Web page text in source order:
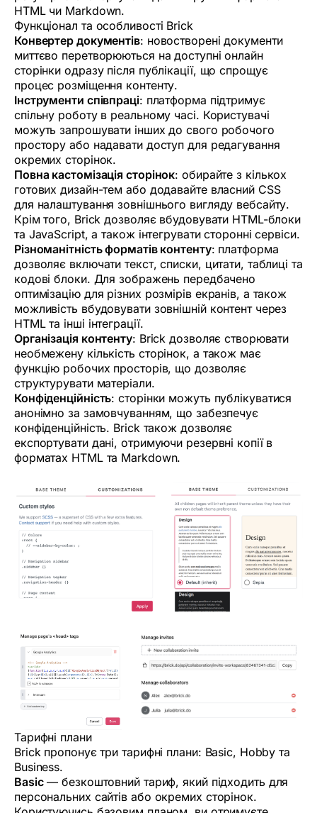
HTML чи Markdown.
Функціонал та особливості Brick
Конвертер документів: новостворені документи
миттєво перетворюються на доступні онлайн
сторінки одразу після публікації, що спрощує
процес розміщення контенту.
Інструменти співпраці: платформа підтримує
спільну роботу в реальному часі. Користувачі
можуть запрошувати інших до свого робочого
простору або надавати доступ для редагування
окремих сторінок.
Повна кастомізація сторінок: обирайте з кількох
готових дизайн-тем або додавайте власний CSS
для налаштування зовнішнього вигляду вебсайту.
Крім того, Brick дозволяє вбудовувати HTML-блоки
та JavaScript, а також інтегрувати сторонні сервіси.
Різноманітність форматів контенту: платформа
дозволяє включати текст, списки, цитати, таблиці та
кодові блоки. Для зображень передбачено
оптимізацію для різних розмірів екранів, а також
можливість вбудовувати зовнішній контент через
HTML та інші інтеграції.
Організація контенту: Brick дозволяє створювати
необмежену кількість сторінок, а також має
функцію робочих просторів, що дозволяє
структурувати матеріали.
Конфіденційність: сторінки можуть публікуватися
анонімно за замовчуванням, що забезпечує
конфіденційність. Brick також дозволяє
експортувати дані, отримуючи резервні копії в
форматах HTML та Markdown.
Тарифні плани
Brick пропонує три тарифні плани: Basic, Hobby та
Business.
Basic— безкоштовний тариф, який підходить для
персональних сайтів або окремих сторінок.